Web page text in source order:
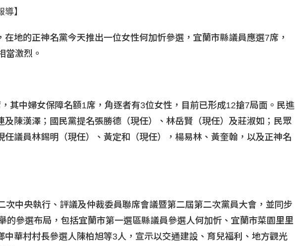
】
在地的正神名黨今天推出一位女性何加忻參選，宜蘭市縣議員應選7席，
當激烈。
其中婦女保障名額1席，角逐者有3位女性，目前已形成12搶7局面。民進
及陳漢澤；國民黨提名張勝德（現任）、林岳賢（現任）及莊淑如；民眾
任議員林錫明（現任）、黃定和（現任），楊易林、黃奎翰，以及正神名
次中央執行、評議及仲裁委員聯席會議暨第二屆第二次黨員大會，並同步
的參選布局，包括宜蘭市第一選區縣議員參選人何加忻、宜蘭市菜園里里
中華村村長參選人陳柏旭等3人，宣示以交通建設、育兒福利、地方觀光